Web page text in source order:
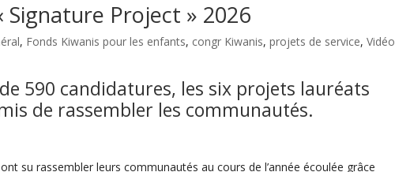
Signature Project » 2026
, Fonds Kiwanis pour les enfants, congr Kiwanis, projets de service, Vidéo
590 candidatures, les six projets lauréats
de rassembler les communautés.
su rassembler leurs communautés au cours de l’année écoulée grâce